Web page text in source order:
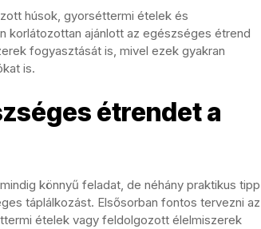
húsok, gyorséttermi ételek és
korlátozottan ajánlott az egészséges étrend
fogyasztását is, mivel ezek gyakran
is.
étrendet a
könnyű feladat, de néhány praktikus tipp
táplálkozást. Elsősorban fontos tervezni az
ételek vagy feldolgozott élelmiszerek